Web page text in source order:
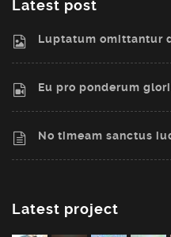
Latest post
Luptatum omittantur
Eu pro ponderum
No timeam sanctus
Latest project